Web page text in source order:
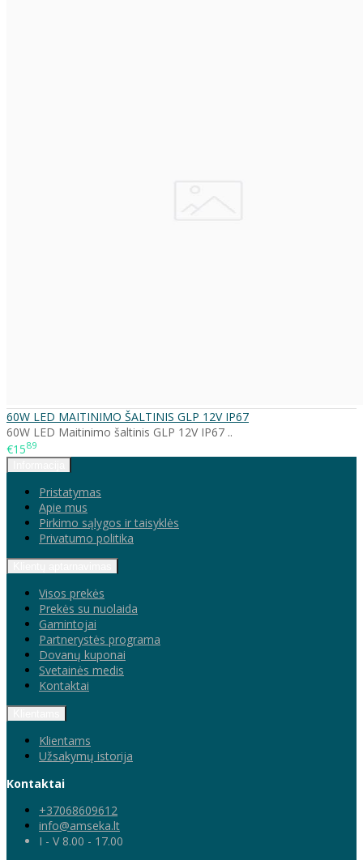
60W LED MAITINIMO ŠALTINIS GLP 12V IP67
60W LED Maitinimo šaltinis GLP 12V IP67 ..
€1589
Pristatymas
Apie mus
Pirkimo sąlygos ir taisyklės
Privatumo politika
Visos prekės
Prekės su nuolaida
Gamintojai
Partnerystės programa
Dovanų kuponai
Svetainės medis
Kontaktai
Klientams
Užsakymų istorija
Kontaktai
+37068609612
info@amseka.lt
I - V 8.00 - 17.00